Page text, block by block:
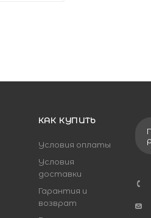
КАК КУПИТЬ
Условия оплаты
Условия
доставки
Гарантия и
возврат